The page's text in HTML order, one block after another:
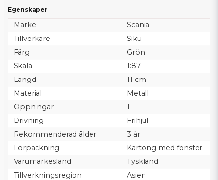
Egenskaper
Märke
Scania
Tillverkare
Siku
Färg
Grön
Skala
1:87
Längd
11 cm
Material
Metall
Öppningar
1
Drivning
Frihjul
Rekommenderad ålder
3 år
Förpackning
Kartong med fönster
Varumärkesland
Tyskland
Tillverkningsregion
Asien